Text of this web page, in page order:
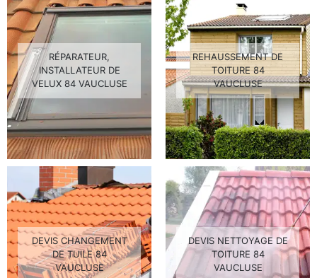
RÉPARATEUR,
INSTALLATEUR DE
VELUX 84 VAUCLUSE
REHAUSSEMENT DE
TOITURE 84
VAUCLUSE
DEVIS CHANGEMENT
DE TUILE 84
VAUCLUSE
DEVIS NETTOYAGE DE
TOITURE 84
VAUCLUSE